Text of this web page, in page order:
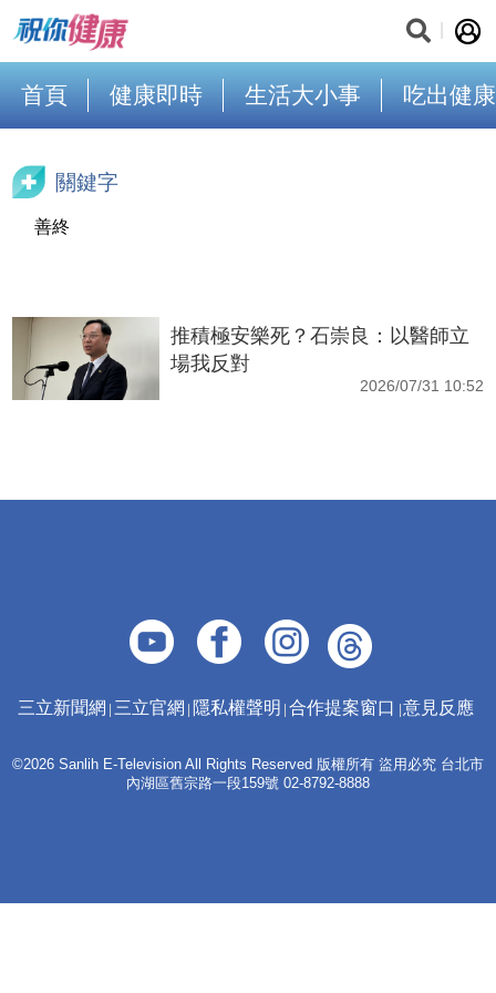
首頁 健康即時 生活大小事 吃出健康
關鍵字
善終
推積極安樂死？石崇良：以醫師立
場我反對
2026/07/31 10:52
三立新聞網 三立官網 隱私權聲明 合作提案窗口 意見反應
©2026 Sanlih E-Television All Rights Reserved 版權所有 盜用必究 台北市
內湖區舊宗路一段159號 02-8792-8888